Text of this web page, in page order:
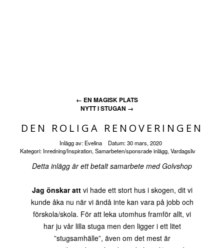
← EN MAGISK PLATS
NYTT I STUGAN →
DEN ROLIGA RENOVERINGEN
Inlägg av: Evelina Datum:30 mars, 2020
Kategori: Inredning/Inspiration, Samarbeten/sponsrade inlägg, Vardagsliv
Detta inlägg är ett betalt samarbete med Golvshop
Jag önskar att vi hade ett stort hus i skogen, dit vi
kunde åka nu när vi ändå inte kan vara på jobb och
förskola/skola. För att leka utomhus framför allt, vi
har ju vår lilla stuga men den ligger i ett litet
”stugsamhälle”, även om det mest är